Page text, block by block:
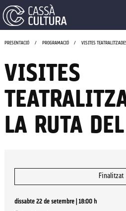
PRESENTACIÓ PROGRAMACIÓ VISITES
VISITES
LA RUTA
Finalitzat
dissabte 22 de setembre
18:00 h